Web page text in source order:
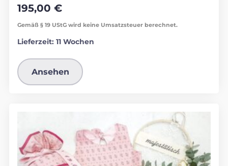
195,00 €
Gemäß § 19 UStG wird keine Umsatzsteuer berechnet.
Lieferzeit: 11 Wochen
Ansehen